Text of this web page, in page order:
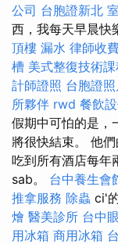
公司 台胞證新北
西，我每天早晨快
頂樓 漏水 律師收
槽 美式整復技術課
計師證照 台胞證
所夥伴 rwd 餐飲
假期中可怕的是，
將很快結束。 他
吃到所有酒店每年
sab。 台中養生會
推拿服務 除蟲 ci'
燴 醫美診所 台中
用冰箱 商用冰箱